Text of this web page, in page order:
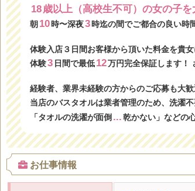
18歳以上（高校生不可）の女の子を
朝 10時〜深夜3時迄の間でご都合の良い時
体験入店３日間お客様から頂いた料金を貴
体験3 日間で最低12万円完全保証します！
経験者、業界未経験の方からのご応募も大歓
当店のバスタオルは業者管理のため、洗濯
「タオルの洗濯が面倒 ...乾かない」などの
お仕事情報